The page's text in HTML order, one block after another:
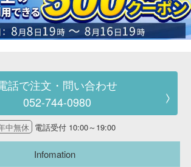
話で注文・問い合わせ
052-744-0980
中無休 電話受付 10:00～19:00
Infomation